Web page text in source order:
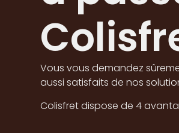
Vous vous demandez
aussi satisfaits de nos
Colisfret dispose de 4